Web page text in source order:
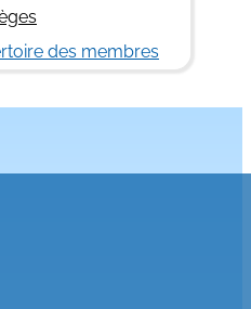
des membres